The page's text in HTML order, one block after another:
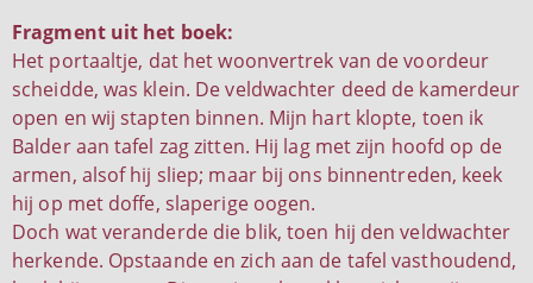
Fragment uit het boek:
Het portaaltje, dat het woonvertrek van de voordeur
scheidde, was klein. De veldwachter deed de kamerdeur
open en wij stapten binnen. Mijn hart klopte, toen ik
Balder aan tafel zag zitten. Hij lag met zijn hoofd op de
armen, alsof hij sliep; maar bij ons binnentreden, keek
hij op met doffe, slaperige oogen.
Doch wat veranderde die blik, toen hij den veldwachter
herkende. Opstaande en zich aan de tafel vasthoudend,